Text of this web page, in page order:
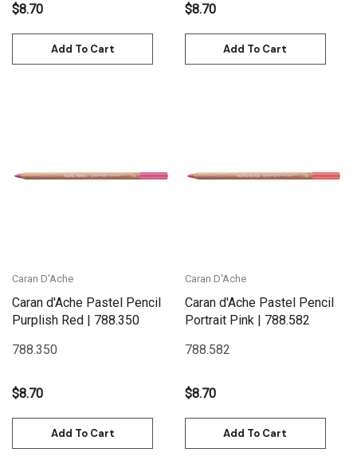
$8.70
Add To Cart
$8.70
Add To Cart
Caran D'Ache
Caran d'Ache Pastel Pencil
Purplish Red | 788.350
788.350
$8.70
Add To Cart
Caran D'Ache
Caran d'Ache Pastel Pencil
Portrait Pink | 788.582
788.582
$8.70
Add To Cart